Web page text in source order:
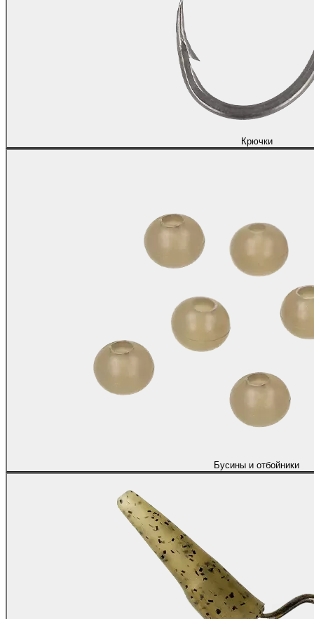
Крючки
Бусины и отбойники